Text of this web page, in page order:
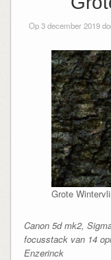
Op 3 december 2019
Grote
Canon 5d mk2,
focusstack van 14
Enzerinck